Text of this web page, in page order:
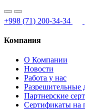
+998 (71) 200-34-34
Компания
О Компании
Новости
Работа у нас
Разрешительные
Партнерские
Сертификаты на